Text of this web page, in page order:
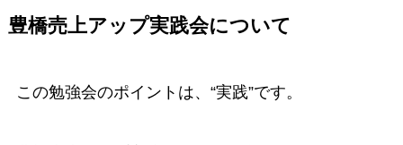
豊橋売上アップ実践会について
この勉強会のポイントは、“実践”です。